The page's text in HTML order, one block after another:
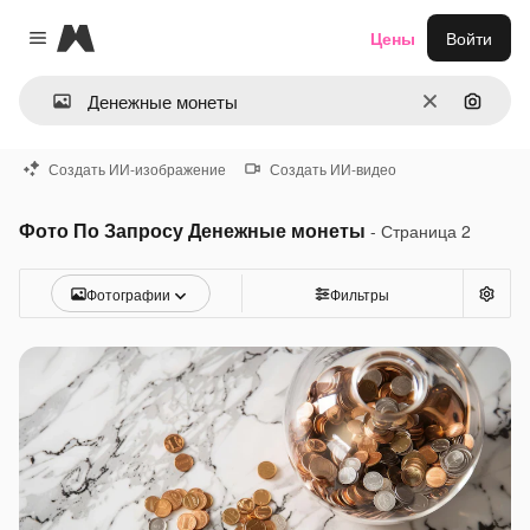
Close menu
Magnific
ОчиститьПоиск
Цены Войти
Создать ИИ-изображение Создать ИИ-видео
Фото По Запросу Денежные монеты - Страница 2
Фотографии Фильтры